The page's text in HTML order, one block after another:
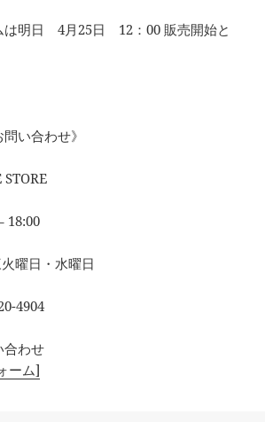
は明日 4月25日 12：00 販売開始と
い合わせ》
18:00
曜日・水曜日
4904
合わせ
ーム]